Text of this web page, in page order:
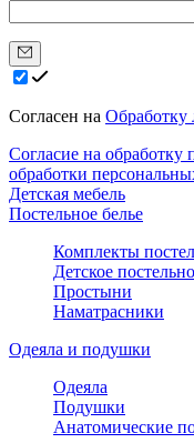
Согласен на
Согласие на
обработки
Детская мебель
Постельное белье
Комплекты
Детское
Простыни
Наматрасники
Одеяла и подушки
Одеяла
Подушки
Анатомические